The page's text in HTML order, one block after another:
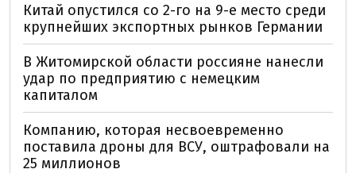
Китай опустился со 2-го на 9-е место среди
крупнейших экспортных рынков Германии
В Житомирской области россияне нанесли
удар по предприятию с немецким
капиталом
Компанию, которая несвоевременно
поставила дроны для ВСУ, оштрафовали на
25 миллионов